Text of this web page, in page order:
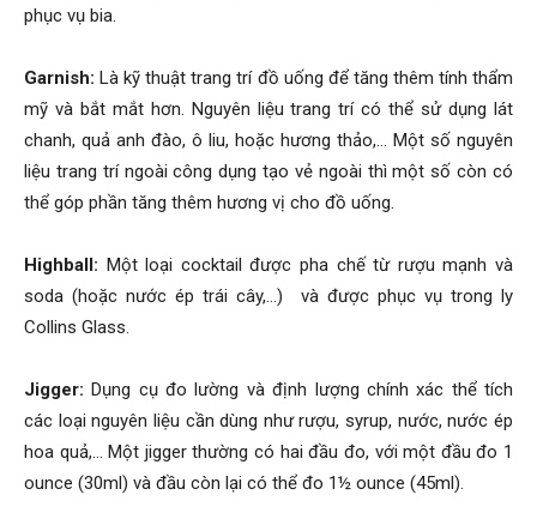
phục vụ bia.
Garnish: Là kỹ thuật trang trí đồ uống để tăng thêm tính thẩm
mỹ và bắt mắt hơn. Nguyên liệu trang trí có thể sử dụng lát
chanh, quả anh đào, ô liu, hoặc hương thảo,… Một số nguyên
liệu trang trí ngoài công dụng tạo vẻ ngoài thì một số còn có
thể góp phần tăng thêm hương vị cho đồ uống.
Highball: Một loại cocktail được pha chế từ rượu mạnh và
soda (hoặc nước ép trái cây,…) và được phục vụ trong ly
Collins Glass.
Jigger: Dụng cụ đo lường và định lượng chính xác thể tích
các loại nguyên liệu cần dùng như rượu, syrup, nước, nước ép
hoa quả,… Một jigger thường có hai đầu đo, với một đầu đo 1
ounce (30ml) và đầu còn lại có thể đo 1½ ounce (45ml).